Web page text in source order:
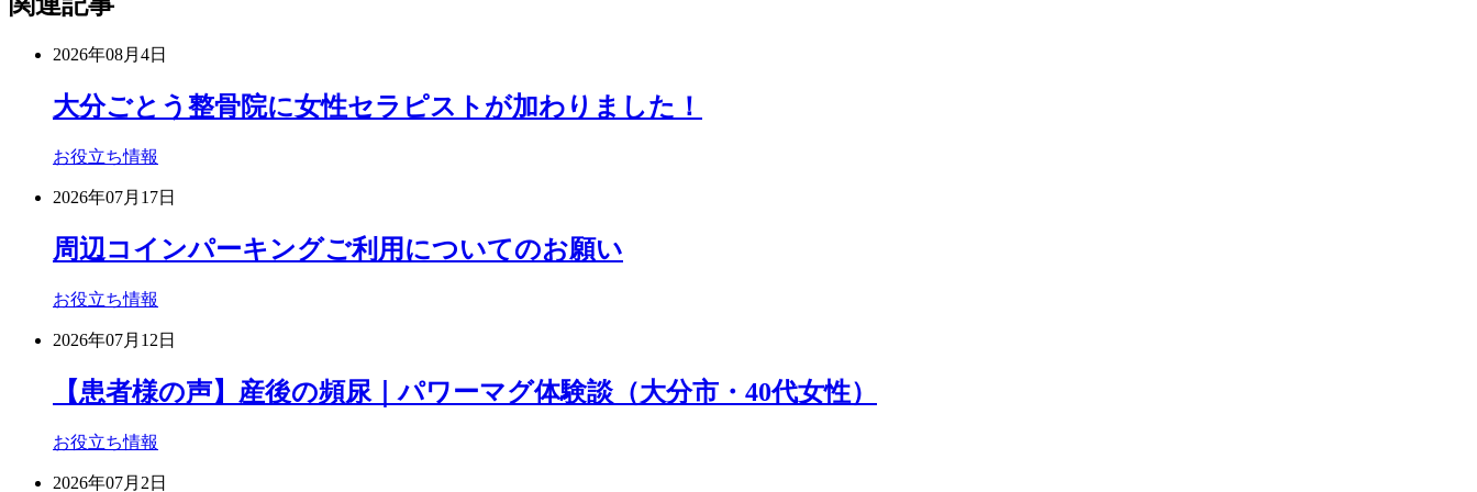
2026年08月4日
大分ごとう整骨院に女性セラピストが加わりました！
お役立ち情報
2026年07月17日
周辺コインパーキングご利用についてのお願い
お役立ち情報
2026年07月12日
【患者様の声】産後の頻尿｜パワーマグ体験談（大分市・40代女性）
お役立ち情報
2026年07月2日